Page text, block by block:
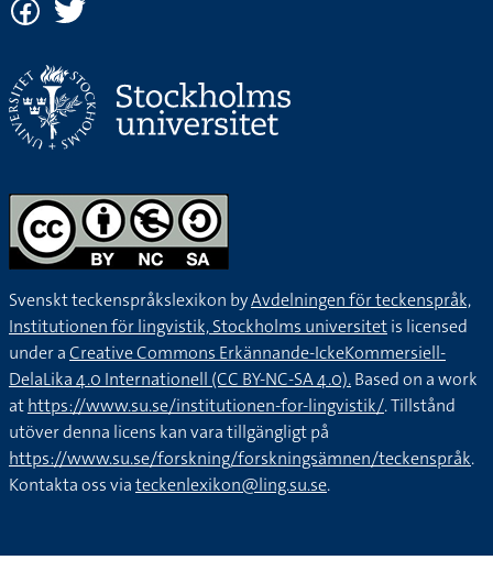
Svenskt teckenspråkslexikon byAvdelningen för teckenspråk,
Institutionen för lingvistik, Stockholms universitetis licensed
under aCreative Commons Erkännande-IckeKommersiell-
DelaLika 4.0 Internationell (CC BY-NC-SA 4.0).Based on a work
athttps://www.su.se/institutionen-for-lingvistik/. Tillstånd
utöver denna licens kan vara tillgängligt på
https://www.su.se/forskning/forskningsämnen/teckenspråk.
Kontakta oss viateckenlexikon@ling.su.se.